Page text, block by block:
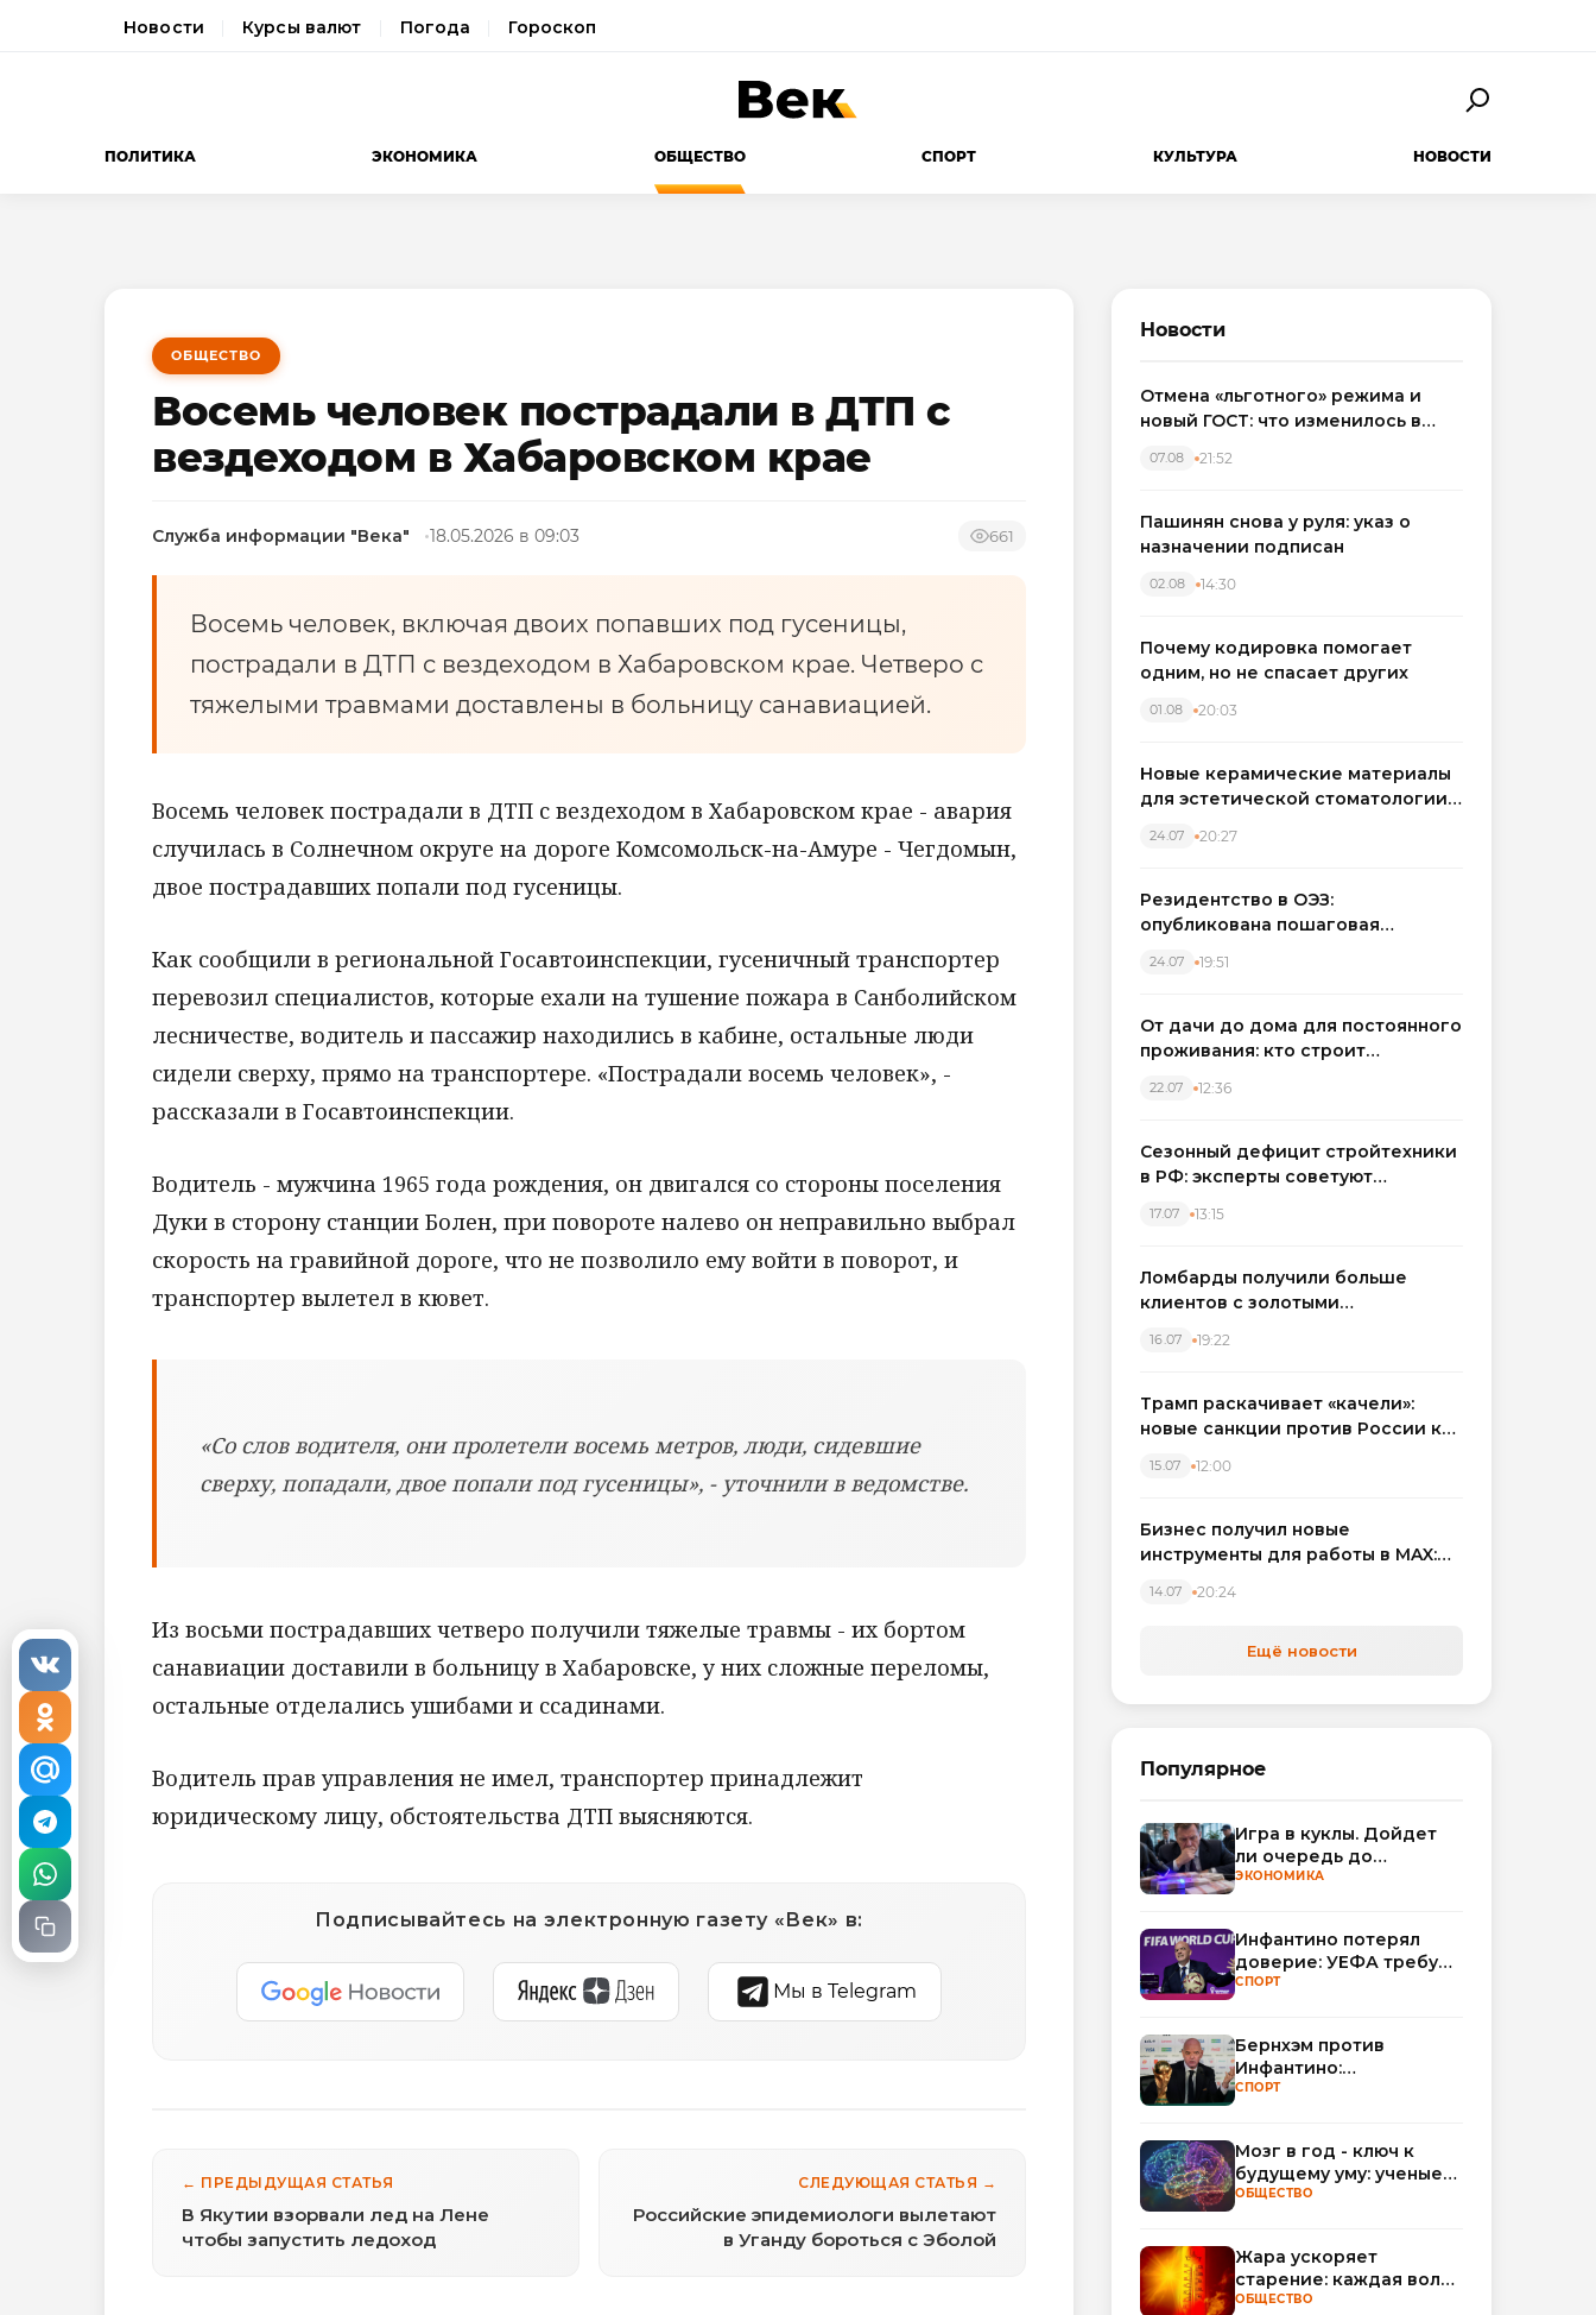
Новости Курсы валют Погода Гороскоп
ПОЛИТИКА ЭКОНОМИКА ОБЩЕСТВО СПОРТ КУЛЬТУРА НОВОСТИ
ОБЩЕСТВО
Восемь человек пострадали в ДТП с
вездеходом в Хабаровском крае
Служба информации "Века" 18.05.2026 в 09:03 661
Восемь человек, включая двоих попавших под гусеницы,
пострадали в ДТП с вездеходом в Хабаровском крае. Четверо с
тяжелыми травмами доставлены в больницу санавиацией.
Восемь человек пострадали в ДТП с вездеходом в Хабаровском крае - авария
случилась в Солнечном округе на дороге Комсомольск-на-Амуре - Чегдомын,
двое пострадавших попали под гусеницы.
Как сообщили в региональной Госавтоинспекции, гусеничный транспортер
перевозил специалистов, которые ехали на тушение пожара в Санболийском
лесничестве, водитель и пассажир находились в кабине, остальные люди
сидели сверху, прямо на транспортере. «Пострадали восемь человек», -
рассказали в Госавтоинспекции.
Водитель - мужчина 1965 года рождения, он двигался со стороны поселения
Дуки в сторону станции Болен, при повороте налево он неправильно выбрал
скорость на гравийной дороге, что не позволило ему войти в поворот, и
транспортер вылетел в кювет.
«Со слов водителя, они пролетели восемь метров, люди, сидевшие
сверху, попадали, двое попали под гусеницы», - уточнили в ведомстве.
Из восьми пострадавших четверо получили тяжелые травмы - их бортом
санавиации доставили в больницу в Хабаровске, у них сложные переломы,
остальные отделались ушибами и ссадинами.
Водитель прав управления не имел, транспортер принадлежит
юридическому лицу, обстоятельства ДТП выясняются.
Подписывайтесь на электронную газету «Век» в:
Мы в Telegram
← ПРЕДЫДУЩАЯ СТАТЬЯ
В Якутии взорвали лед на Лене
чтобы запустить ледоход
СЛЕДУЮЩАЯ СТАТЬЯ →
Российские эпидемиологи вылетают
в Уганду бороться с Эболой
Новости
Отмена «льготного» режима и
новый ГОСТ: что изменилось в
07.08 21:52
Пашинян снова у руля: указ о
назначении подписан
02.08 14:30
Почему кодировка помогает
одним, но не спасает других
01.08 20:03
Новые керамические материалы
для эстетической стоматологии
24.07 20:27
Резидентство в ОЭЗ:
опубликована пошаговая
налоговых льгот для инвесторов
24.07 19:51
От дачи до дома для постоянного
проживания: кто строит
Западном регионе
22.07 12:36
Сезонный дефицит стройтехники
в РФ: эксперты советуют
17.07 13:15
Ломбарды получили больше
клиентов с золотыми
вырос на фоне подорожания
16.07 19:22
Трамп раскачивает «качели»:
новые санкции против России как
15.07 12:00
Бизнес получил новые
инструменты для работы в MAX:
автоматизируют обработку
14.07 20:24
Ещё новости
Популярное
Игра в куклы. Дойдет
ли очередь до
Миллера?
ЭКОНОМИКА
Инфантино потерял
доверие: УЕФА требует
смены руководства
СПОРТ
Бернхэм против
Инфантино:
политический кризис в
СПОРТ
Мозг в год - ключ к
будущему уму: ученые
научились
ОБЩЕСТВО
Жара ускоряет
старение: каждая волна
тепла добавляет
ОБЩЕСТВО